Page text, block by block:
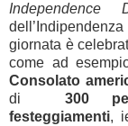
Independence
giornata è
come ad
Consolato
di
300
festeggiamenti,